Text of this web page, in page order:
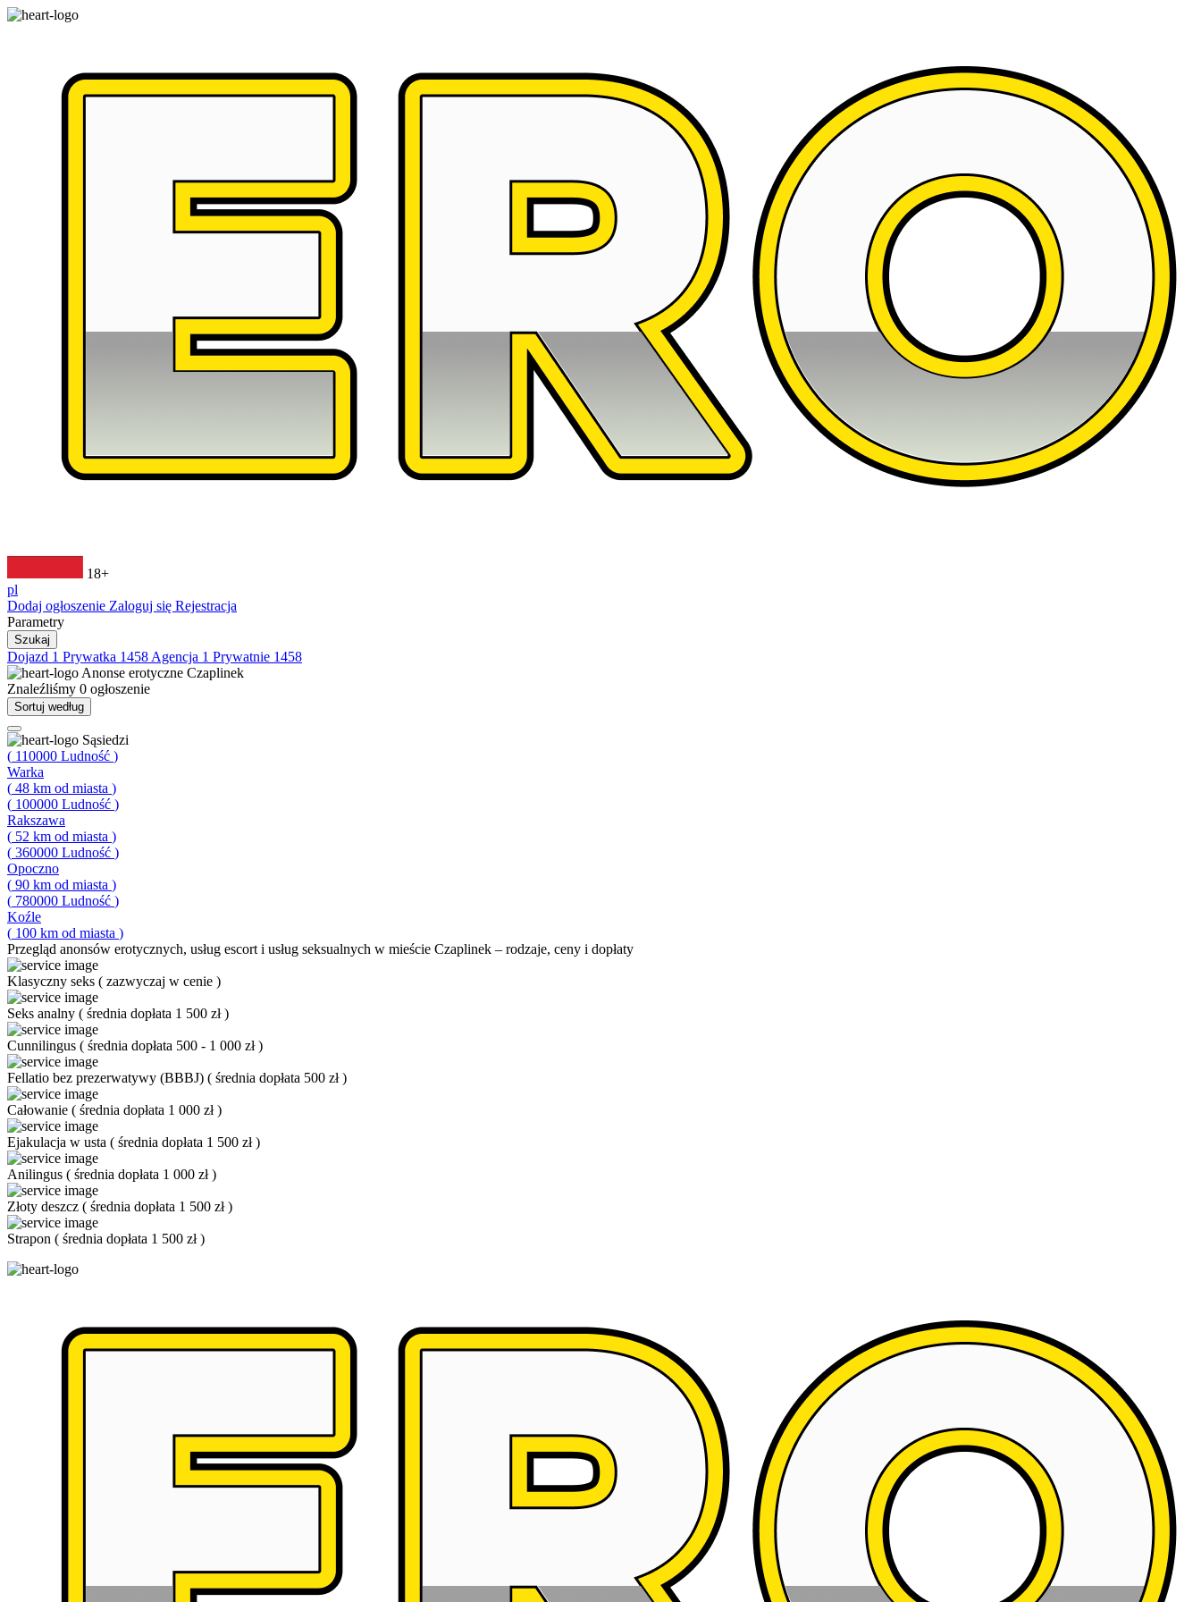
18+
pl
Dodaj ogłoszenie Zaloguj się Rejestracja
Parametry
Szukaj
Dojazd 1 Prywatka 1458 Agencja 1 Prywatnie 1458
Anonse erotyczne Czaplinek
Znaleźliśmy 0 ogłoszenie
Sortuj według
Sąsiedzi
( 110000 Ludność )
Warka
( 48 km od miasta )
( 100000 Ludność )
Rakszawa
( 52 km od miasta )
( 360000 Ludność )
Opoczno
( 90 km od miasta )
( 780000 Ludność )
Koźle
( 100 km od miasta )
Przegląd anonsów erotycznych, usług escort i usług seksualnych w mieście Czaplinek – rodzaje, ceny i dopłaty
Klasyczny seks ( zazwyczaj w cenie )
Seks analny ( średnia dopłata 1 500 zł)
Cunnilingus ( średnia dopłata 500 - 1 000 zł)
Fellatio bez prezerwatywy (BBBJ) ( średnia dopłata 500 zł)
Całowanie ( średnia dopłata 1 000 zł)
Ejakulacja w usta ( średnia dopłata 1 500 zł)
Anilingus ( średnia dopłata 1 000 zł)
Złoty deszcz ( średnia dopłata 1 500 zł)
Strapon ( średnia dopłata 1 500 zł)